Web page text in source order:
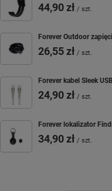
44,90 zł / szt.
Forever Outdoor
26,55 zł / szt.
Forever kabel Sleek
24,90 zł / szt.
Forever lokalizator
34,90 zł / szt.